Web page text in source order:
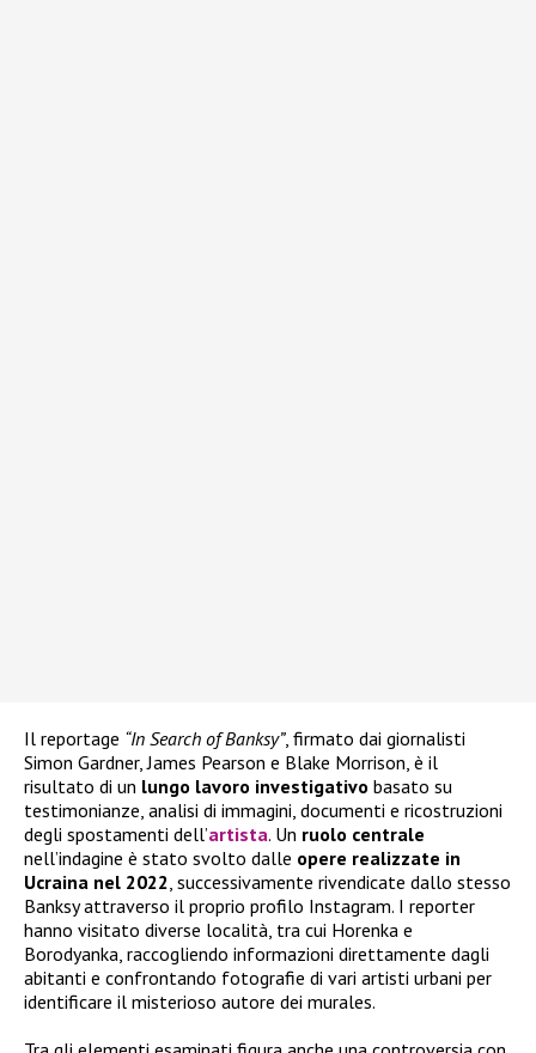
Il reportage “In Search of Banksy”, firmato dai giornalisti
Simon Gardner, James Pearson e Blake Morrison, è il
risultato di un lungo lavoro investigativo basato su
testimonianze, analisi di immagini, documenti e ricostruzioni
degli spostamenti dell’artista. Un ruolo centrale
nell’indagine è stato svolto dalle opere realizzate in
Ucraina nel 2022 , successivamente rivendicate dallo stesso
Banksy attraverso il proprio profilo Instagram. I reporter
hanno visitato diverse località, tra cui Horenka e
Borodyanka, raccogliendo informazioni direttamente dagli
abitanti e confrontando fotografie di vari artisti urbani per
identificare il misterioso autore dei murales.